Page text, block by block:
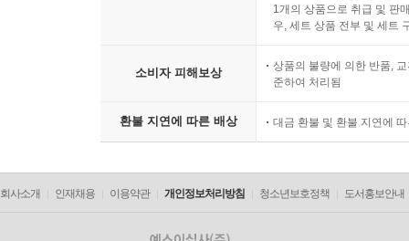
1개의 상품으로 취급 및 판
우, 세트 상품 전부 및 세트
소비자 피해보상
상품의 불량에 의한 반품,
준하여 처리됨
환불 지연에 따른 배상 대금 환불 및 환불 지연에
회사소개 인재채용 이용약관 개인정보처리방침 청소년보호정책 도서홍보안내